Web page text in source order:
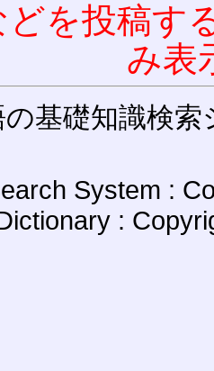
を投稿す
み表
基礎知識検索
System :
: